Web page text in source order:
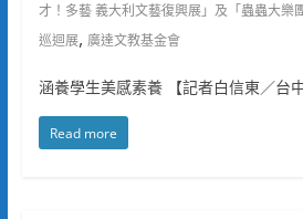
才！多藝 義大利文藝復興展」及「蟲蟲大樂
巡迴展, 廣達文教基金會
涵養學生美感素養 【記者白信東／台
Read more